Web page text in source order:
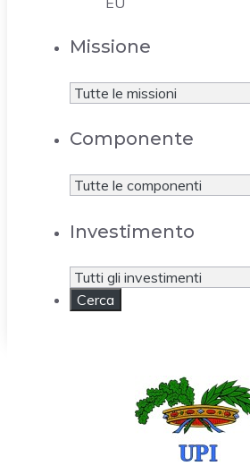
Missione
Componente
Investimento